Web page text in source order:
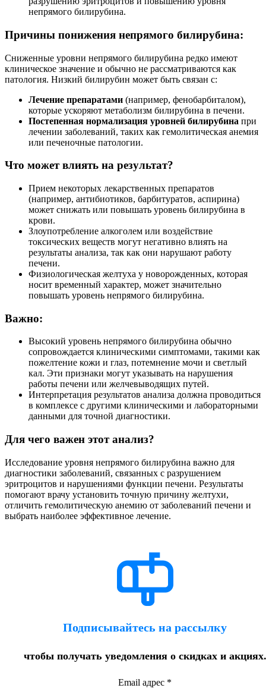
непрямого билирубина.
Причины понижения непрямого билирубина:
Сниженные уровни непрямого билирубина редко имеют
клиническое значение и обычно не рассматриваются как
патология. Низкий билирубин может быть связан с:
Лечение препаратами (например, фенобарбиталом),
которые ускоряют метаболизм билирубина в печени.
Постепенная нормализация уровней билирубина при
лечении заболеваний, таких как гемолитическая анемия
или печеночные патологии.
Что может влиять на результат?
Прием некоторых лекарственных препаратов
(например, антибиотиков, барбитуратов, аспирина)
может снижать или повышать уровень билирубина в
крови.
Злоупотребление алкоголем или воздействие
токсических веществ могут негативно влиять на
результаты анализа, так как они нарушают работу
печени.
Физиологическая желтуха у новорожденных, которая
носит временный характер, может значительно
повышать уровень непрямого билирубина.
Важно:
Высокий уровень непрямого билирубина обычно
сопровождается клиническими симптомами, такими как
пожелтение кожи и глаз, потемнение мочи и светлый
кал. Эти признаки могут указывать на нарушения
работы печени или желчевыводящих путей.
Интерпретация результатов анализа должна проводиться
в комплексе с другими клиническими и лабораторными
данными для точной диагностики.
Для чего важен этот анализ?
Исследование уровня непрямого билирубина важно для
диагностики заболеваний, связанных с разрушением
эритроцитов и нарушениями функции печени. Результаты
помогают врачу установить точную причину желтухи,
отличить гемолитическую анемию от заболеваний печени и
выбрать наиболее эффективное лечение.
Подписывайтесь на рассылку
чтобы получать уведомления о скидках и акциях.
Email адрес *